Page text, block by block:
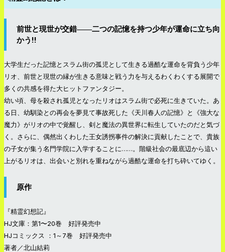
前世と現世が交錯――二つの記憶を持つ少年が運命に立ち向
かう!!
大学生だった記憶とスラム街の孤児として生きる過酷な運命を背負う少年
リオ、前世と現世の縁が生きる意味と戦う力を与えるわくわくする展開で
多くの共感を得た大ヒットファンタジー。
幼い頃、母を殺され孤児となったリオはスラム街で必死に生きていた。あ
る日、幼馴染との再会を夢見て事故死した《天川春人の記憶》と《強大な
魔力》がリオの中で覚醒し、剣と魔法の異世界に転生していたのだと気づ
く。さらに、偶然出くわした王女誘拐事件の解決に貢献したことで、貴族
の子女が集う名門学院に入学することに……。階級社会の最底辺から這い
上がるリオは、出会いと別れを重ねながら過酷な運命を打ち砕いてゆく。
原作
『精霊幻想記』
HJ文庫：第1〜20巻 好評発売中
HJコミックス ：1～7巻 好評発売中
著者／北山結莉